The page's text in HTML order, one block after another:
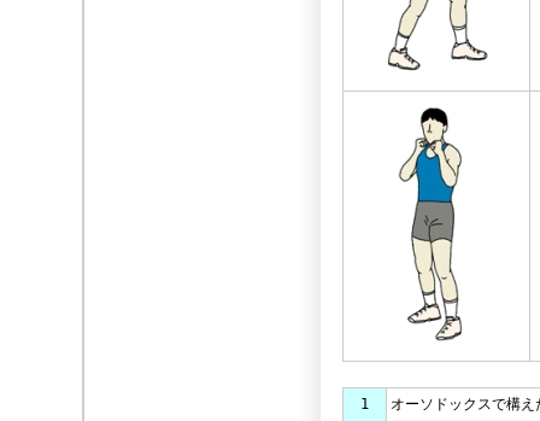
1 オーソドックスで構